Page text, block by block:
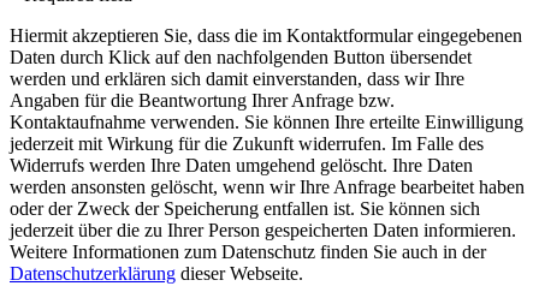
Hiermit akzeptieren Sie, dass die im Kontaktformular eingegebenen
Daten durch Klick auf den nachfolgenden Button übersendet
werden und erklären sich damit einverstanden, dass wir Ihre
Angaben für die Beantwortung Ihrer Anfrage bzw.
Kontaktaufnahme verwenden. Sie können Ihre erteilte Einwilligung
jederzeit mit Wirkung für die Zukunft widerrufen. Im Falle des
Widerrufs werden Ihre Daten umgehend gelöscht. Ihre Daten
werden ansonsten gelöscht, wenn wir Ihre Anfrage bearbeitet haben
oder der Zweck der Speicherung entfallen ist. Sie können sich
jederzeit über die zu Ihrer Person gespeicherten Daten informieren.
Weitere Informationen zum Datenschutz finden Sie auch in der
Datenschutzerklärung dieser Webseite.